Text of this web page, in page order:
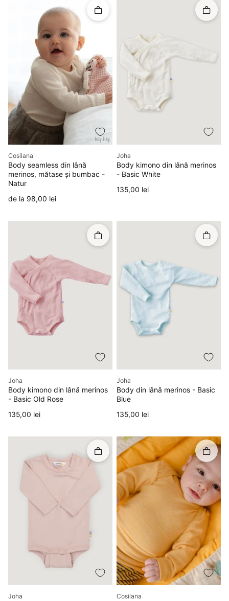
Body seamless din lână
merinos, mătase și bumbac -
Natur
Rapid în coș
Producător
Cosilana
Preț
de la 98,00 lei
Body kimono din lână merinos
- Basic White
Rapid
Producător
Joha
Preț
135,00 lei
Body kimono din lână merinos
- Basic Old Rose
Rapid în coș
Producător
Joha
Preț
135,00 lei
Body din lână merinos - Basic
Blue
Rapid
Producător
Joha
Preț
135,00 lei
Rapid în coș
Producător
Joha
Rapid
Producător
Cosilana